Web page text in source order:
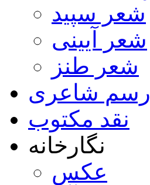
شعر سپید
شعر آیینی
شعر طنز
رسم شاعری
نقد مکتوب
نگارخانه
عکس